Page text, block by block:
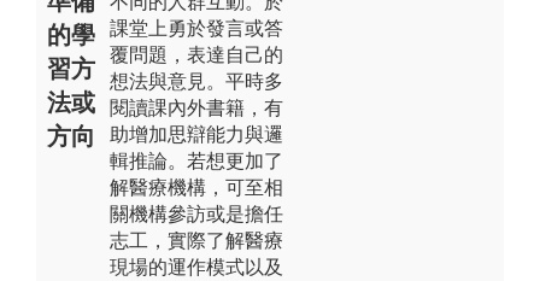
的學
習方
法或
方向
課堂上勇於發言或答
覆問題，表達自己的
想法與意見。平時多
閱讀課內外書籍，有
助增加思辯能力與邏
輯推論。若想更加了
解醫療機構，可至相
關機構參訪或是擔任
志工，實際了解醫療
現場的運作模式以及